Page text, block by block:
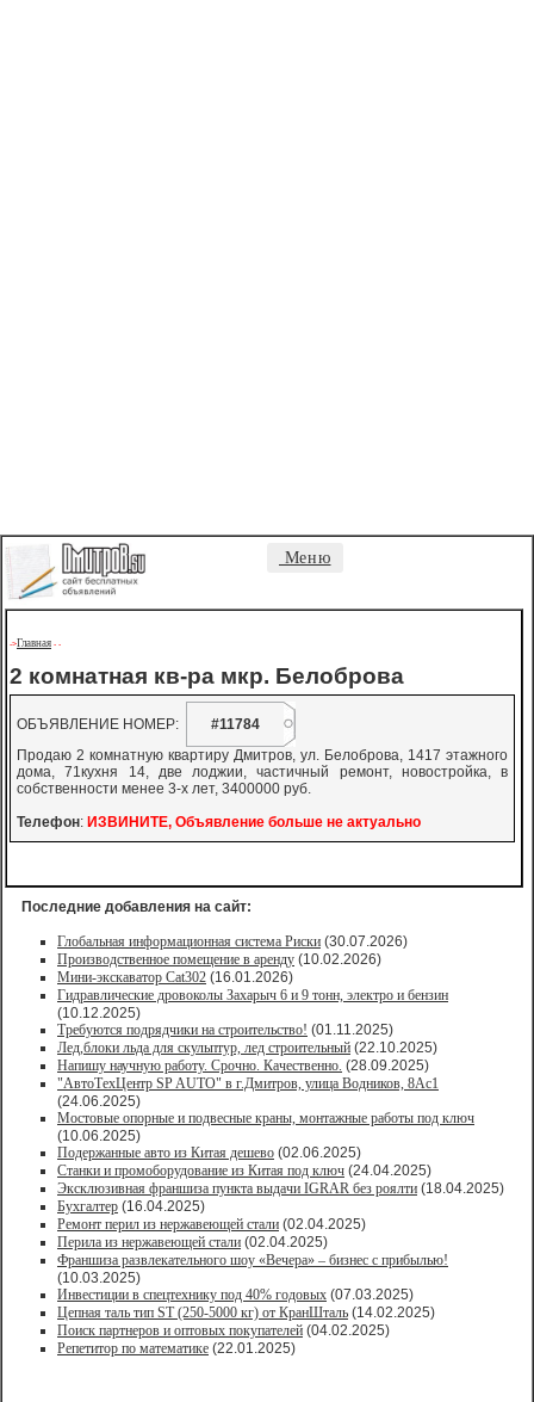
Меню
->Главная - -
2 комнатная кв-ра мкр. Белоброва
ОБЪЯВЛЕНИЕ НОМЕР:
#11784
Продаю 2 комнатную квартиру Дмитров, ул. Белоброва, 1417 этажного
дома, 71кухня 14, две лоджии, частичный ремонт, новостройка, в
собственности менее 3-х лет, 3400000 руб.
Телефон: ИЗВИНИТЕ, Объявление больше не актуально
Последние добавления на сайт:
Глобальная информационная система Риски (30.07.2026)
Производственное помещение в аренду (10.02.2026)
Мини-экскаватор Cat302 (16.01.2026)
Гидравлические дровоколы Захарыч 6 и 9 тонн, электро и бензин
(10.12.2025)
Требуются подрядчики на строительство! (01.11.2025)
Лед,блоки льда для скульптур, лед строительный (22.10.2025)
Напишу научную работу. Срочно. Качественно. (28.09.2025)
"АвтоТехЦентр SP AUTO" в г.Дмитров, улица Водников, 8Ас1
(24.06.2025)
Мостовые опорные и подвесные краны, монтажные работы под ключ
(10.06.2025)
Подержанные авто из Китая дешево (02.06.2025)
Станки и промоборудование из Китая под ключ (24.04.2025)
Эксклюзивная франшиза пункта выдачи IGRAR без роялти (18.04.2025)
Бухгалтер (16.04.2025)
Ремонт перил из нержавеющей стали (02.04.2025)
Перила из нержавеющей стали (02.04.2025)
Франшиза развлекательного шоу «Вечера» – бизнес с прибылью!
(10.03.2025)
Инвестиции в спецтехнику под 40% годовых (07.03.2025)
Цепная таль тип ST (250-5000 кг) от КранШталь (14.02.2025)
Поиск партнеров и оптовых покупателей (04.02.2025)
Репетитор по математике (22.01.2025)